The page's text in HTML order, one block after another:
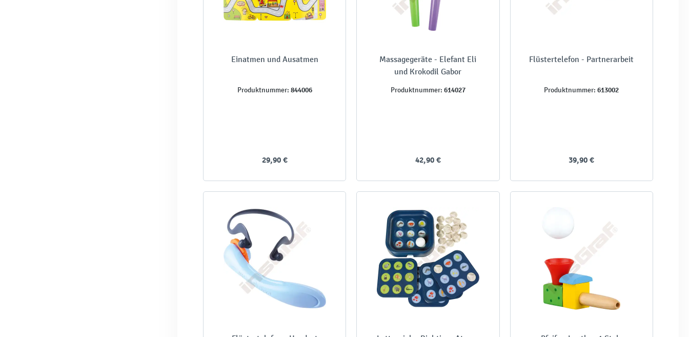
Einatmen und Ausatmen
Produktnummer: 844006
29,90 €
Massagegeräte - Elefant Eli
und Krokodil Gabor
Produktnummer: 614027
42,90 €
Flüstertelefon - Partnerarbeit
Produktnummer: 613002
39,90 €